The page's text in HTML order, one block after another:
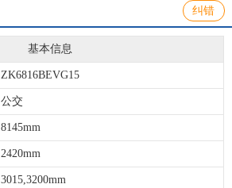
纠错
基本信息
ZK6816BEVG15
公交
8145mm
2420mm
3015,3200mm